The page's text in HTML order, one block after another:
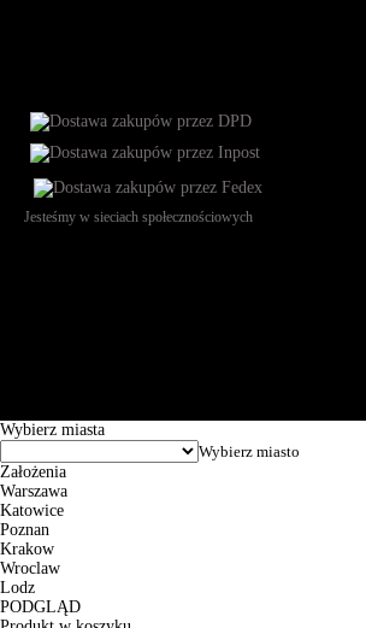
Jesteśmy w sieciach społecznościowych
Wybierz miasta
Założenia
Warszawa
Katowice
Poznan
Krakow
Wroclaw
Lodz
PODGLĄD